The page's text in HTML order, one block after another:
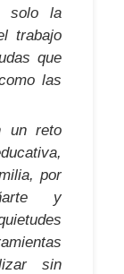
solo la
trabajo
que
las
un reto
por
y
sin